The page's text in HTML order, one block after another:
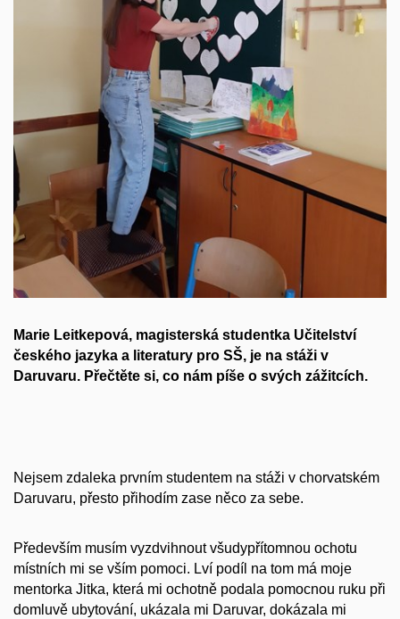
Marie Leitkepová, magisterská studentka Učitelství
českého jazyka a literatury pro SŠ, je na stáži v
Daruvaru. Přečtěte si, co nám píše o svých zážitcích.
Nejsem zdaleka prvním studentem na stáži v chorvatském
Daruvaru, přesto přihodím zase něco za sebe.
Především musím vyzdvihnout všudypřítomnou ochotu
místních mi se vším pomoci. Lví podíl na tom má moje
mentorka Jitka, která mi ochotně podala pomocnou ruku při
domluvě ubytování, ukázala mi Daruvar, dokázala mi